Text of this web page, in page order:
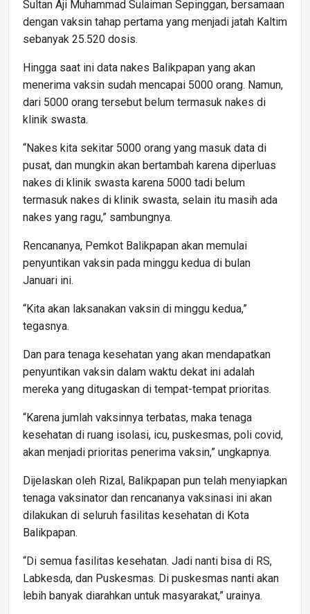
Sultan Aji Muhammad Sulaiman Sepinggan, bersamaan
dengan vaksin tahap pertama yang menjadi jatah Kaltim
sebanyak 25.520 dosis.
Hingga saat ini data nakes Balikpapan yang akan
menerima vaksin sudah mencapai 5000 orang. Namun,
dari 5000 orang tersebut belum termasuk nakes di
klinik swasta.
“Nakes kita sekitar 5000 orang yang masuk data di
pusat, dan mungkin akan bertambah karena diperluas
nakes di klinik swasta karena 5000 tadi belum
termasuk nakes di klinik swasta, selain itu masih ada
nakes yang ragu,” sambungnya.
Rencananya, Pemkot Balikpapan akan memulai
penyuntikan vaksin pada minggu kedua di bulan
Januari ini.
“Kita akan laksanakan vaksin di minggu kedua,”
tegasnya.
Dan para tenaga kesehatan yang akan mendapatkan
penyuntikan vaksin dalam waktu dekat ini adalah
mereka yang ditugaskan di tempat-tempat prioritas.
“Karena jumlah vaksinnya terbatas, maka tenaga
kesehatan di ruang isolasi, icu, puskesmas, poli covid,
akan menjadi prioritas penerima vaksin,” ungkapnya.
Dijelaskan oleh Rizal, Balikpapan pun telah menyiapkan
tenaga vaksinator dan rencananya vaksinasi ini akan
dilakukan di seluruh fasilitas kesehatan di Kota
Balikpapan.
“Di semua fasilitas kesehatan. Jadi nanti bisa di RS,
Labkesda, dan Puskesmas. Di puskesmas nanti akan
lebih banyak diarahkan untuk masyarakat,” urainya.